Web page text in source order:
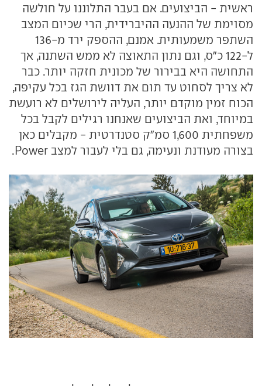
ראשית - הביצועים. אם בעבר התלוננו על חולשה
מסוימת של ההנעה ההיברידית, הרי שכיום המצב
השתפר משמעותית. אמנם, ההספק ירד מ-136
ל-122 כ"ס, וגם נתון התאוצה לא ממש השתנה, אך
התחושה היא בבירור של מכונית חזקה יותר. כבר
לא צריך לסחוט עד תום את דוושת הגז בכל עקיפה,
הכוח זמין מוקדם יותר, העליה לירושלים לא רועשת
במיוחד, ואת הביצועים שאנחנו רגילים לקבל בכל
משפחתית 1,600 סמ"ק סטנדרטית - מקבלים כאן
בצורה מעודנת ונעימה, גם בלי לעבור למצב Power.